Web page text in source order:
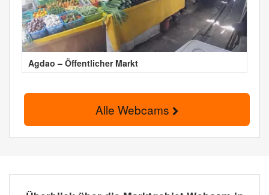
Agdao – Öffentlicher Markt
Alle Webcams